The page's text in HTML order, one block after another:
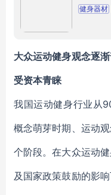
健身器材
大众运动健身观念逐
受资本青睐
我国运动健身行业从
概念萌芽时期、运动
个阶段。在大众运动
及国家政策鼓励的影